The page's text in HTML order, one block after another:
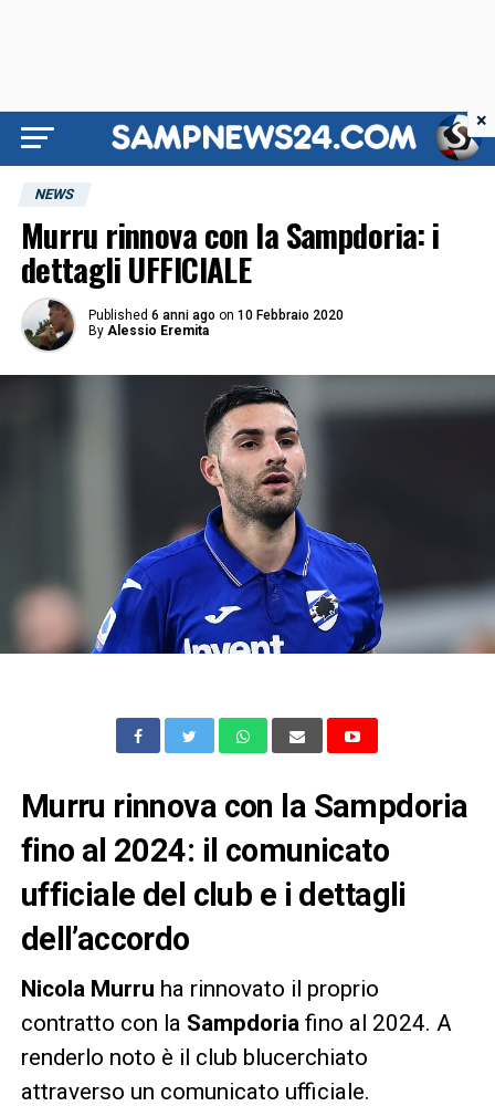
NEWS
Murru rinnova con la Sampdoria: i
dettagli UFFICIALE
Published 6 anni ago on 10 Febbraio 2020
By Alessio Eremita
Murru rinnova con la Sampdoria
fino al 2024: il comunicato
ufficiale del club e i dettagli
dell’accordo
Nicola Murru ha rinnovato il proprio
contratto con la Sampdoria fino al 2024. A
renderlo noto è il club blucerchiato
attraverso un comunicato ufficiale.
×